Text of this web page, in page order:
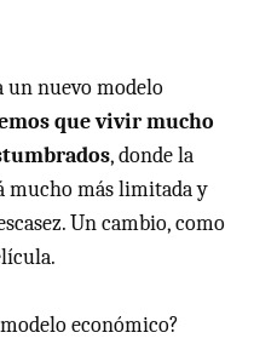
un nuevo modelo
que vivir mucho
, donde la
mucho más limitada y
Un cambio, como
económico?